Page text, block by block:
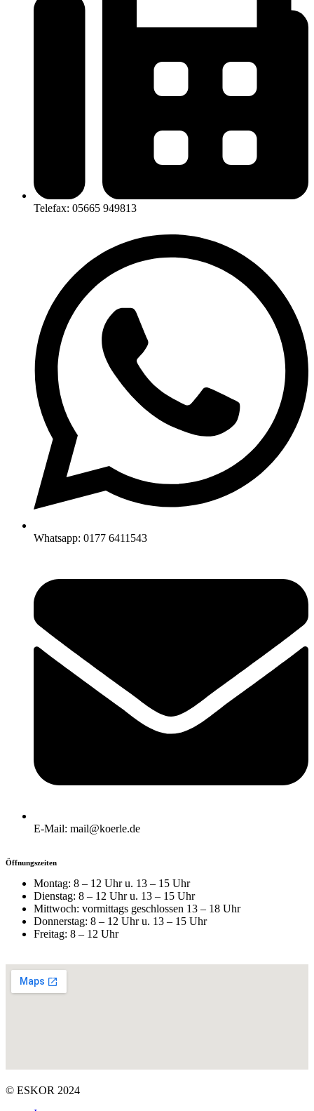
Telefax: 05665 949813
Whatsapp: 0177 6411543
E-Mail: mail@koerle.de
Öffnungszeiten
Montag: 8 – 12 Uhr u. 13 – 15 Uhr
Dienstag: 8 – 12 Uhr u. 13 – 15 Uhr
Mittwoch: vormittags geschlossen 13 – 18 Uhr
Donnerstag: 8 – 12 Uhr u. 13 – 15 Uhr
Freitag: 8 – 12 Uhr
© ESKOR 2024